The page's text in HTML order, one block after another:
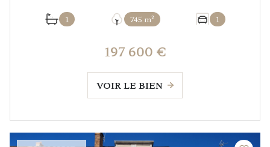
1 745 m² 1
197 600 €
VOIR LE BIEN